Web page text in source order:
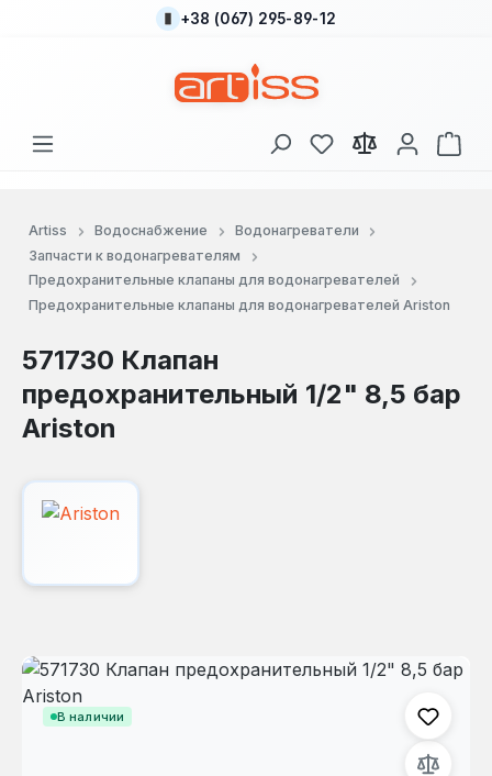
Перейти к основному содержанию
+38 (067) 295-89-12
У вас есть товары
В
Artiss Водоснабжение
Водонагреватели
Запчасти к водонагревателям
Предохранительные клапаны для водонагревателей
Предохранительные клапаны для водонагревателей Ariston
571730 Клапан
предохранительный 1/2" 8,5 бар
Ariston
В наличии
Пропустить галерею изображений